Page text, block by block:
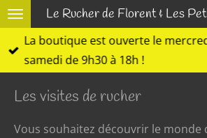
Passer
contenu
principal
Le Rucher de Florent & Les
La boutique est ouverte le
samedi de 9h30 à 18h !
Les visites de rucher
Vous souhaitez découvrir le monde